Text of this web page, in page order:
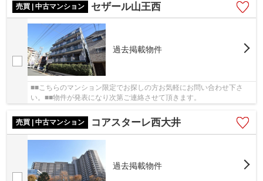
売買 | 中古マンション セザール山王西
過去掲載物件
■■こちらのマンション限定でお探しの方お気軽にお問い合わせ下さ
い。■■物件が発表になり次第ご連絡させて頂きます。
売買 | 中古マンション コアスターレ西大井
過去掲載物件